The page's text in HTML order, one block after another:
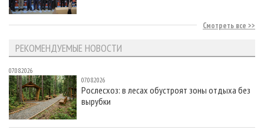
Смотреть все
РЕКОМЕНДУЕМЫЕ НОВОСТИ
07.08.2026
07.08.2026
Рослесхоз: в лесах обустроят зоны отдыха без
вырубки